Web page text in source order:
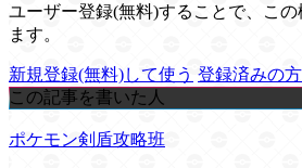
ユーザー登録(無料)することで、こ
ます。
新規登録(無料)して使う 登録済みの
この記事を書いた人
ポケモン剣盾攻略班